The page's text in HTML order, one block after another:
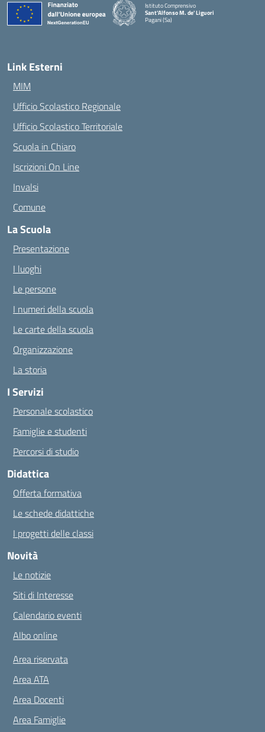
Istituto Comprensivo
Sant'Alfonso M. de' Liguori
Pagani (Sa)
— Visita la pagina iniziale della scuola
Link Esterni
MIM
Ufficio Scolastico Regionale
Ufficio Scolastico Territoriale
Scuola in Chiaro
Iscrizioni On Line
Invalsi
Comune
La Scuola
Presentazione
I luoghi
Le persone
I numeri della scuola
Le carte della scuola
Organizzazione
La storia
I Servizi
Personale scolastico
Famiglie e studenti
Percorsi di studio
Didattica
Offerta formativa
Le schede didattiche
I progetti delle classi
Novità
Le notizie
Siti di Interesse
Calendario eventi
Albo online
Area riservata
Area ATA
Area Docenti
Area Famiglie